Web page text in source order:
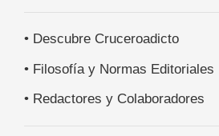
• Descubre Cruceroadicto
• Filosofía y Normas Editoriales
• Redactores y Colaboradores